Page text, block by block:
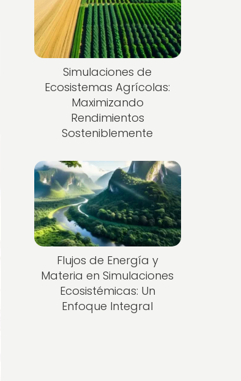
Simulaciones de
Ecosistemas Agrícolas:
Maximizando
Rendimientos
Sosteniblemente
Flujos de Energía y
Materia en Simulaciones
Ecosistémicas: Un
Enfoque Integral